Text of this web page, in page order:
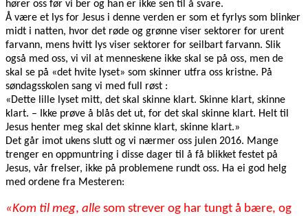
hører oss før vi ber og han er ikke sen til å svare.
Å være et lys for Jesus i denne verden er som et fyrlys som blinker
midt i natten, hvor det røde og grønne viser sektorer for urent
farvann, mens hvitt lys viser sektorer for seilbart farvann. Slik
også med oss, vi vil at menneskene ikke skal se på oss, men de
skal se på «det hvite lyset» som skinner utfra oss kristne. På
søndagsskolen sang vi med full røst :
«Dette lille lyset mitt, det skal skinne klart. Skinne klart, skinne
klart. – Ikke prøve å blås det ut, for det skal skinne klart. Helt til
Jesus henter meg skal det skinne klart, skinne klart.»
Det går imot ukens slutt og vi nærmer oss julen 2016. Mange
trenger en oppmuntring i disse dager til å få blikket festet på
Jesus, vår frelser, ikke på problemene rundt oss. Ha ei god helg
med ordene fra Mesteren:
«Kom til meg, alle som strever og har tungt å bære, og